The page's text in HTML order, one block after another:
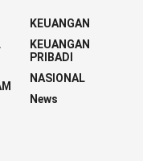
KEUANGAN
KEUANGAN
PRIBADI
NASIONAL
News